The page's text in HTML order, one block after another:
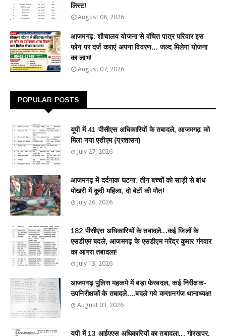
लिस्ट!
August 08, 2026
आजमगढ़: शौचालय योजना से वंचित पात्र परिवार इस
फोन पर दर्ज कराएं अपना विवरण... जल्द मिलेगा योजना
का लाभ!
August 07, 2026
POPULAR POSTS
यूपी में 41 पीसीएस अधिकारियों के तबादले, आजमगढ़ को
मिला नया एडीएम (प्रशासन)
July 27, 2026
आजमगढ़ में दर्दनाक घटना: तीन बच्चों को साड़ी से बांध
पोखरी में कूदी महिला, दो बेटों की मौत!
July 26, 2026
182 पीसीएस अधिकारियों के तबादले...कई जिलों के
एसडीएम बदले, आजमगढ़ के एसडीएम नरेंद्र कुमार गंगवार
का आगरा तबादला!
July 13, 2026
आजमगढ़ पुलिस महकमे में बड़ा फेरबदल, कई निरीक्षक-
उपनिरीक्षकों के तबादले....बदले गये कप्तानगंज थानाध्यक्ष!
August 03, 2026
यूपी में 13 आईएएस अधिकारियों का तबादला... गोरखपुर,